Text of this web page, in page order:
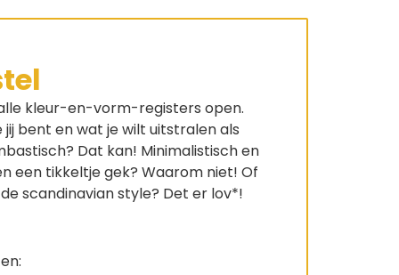
kleur-en-vorm-registers open.
jij bent en wat je wilt uitstralen als
Dat kan! Minimalistisch en
een tikkeltje gek? Waarom niet! Of
scandinavian style? Det er lov*!